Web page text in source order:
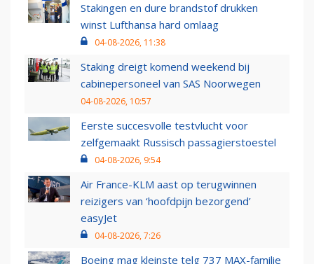
Stakingen en dure brandstof drukken
winst Lufthansa hard omlaag
04-08-2026, 11:38
Staking dreigt komend weekend bij
cabinepersoneel van SAS Noorwegen
04-08-2026, 10:57
Eerste succesvolle testvlucht voor
zelfgemaakt Russisch passagierstoestel
04-08-2026, 9:54
Air France-KLM aast op terugwinnen
reizigers van ‘hoofdpijn bezorgend’
easyJet
04-08-2026, 7:26
Boeing mag kleinste telg 737 MAX-familie